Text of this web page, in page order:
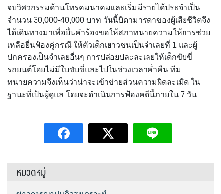
จบวิศวกรรมด้านโทรคมนาคมและเริ่มมีรายได้ประจำเป็น
จำนวน 30,000-40,000 บาท วันนี้บิดามารดาของผู้เสียชีวิตจึง
ได้เดินทางมาเพื่อยื่นคำร้องขอให้สภาทนายความให้การช่วย
เหลือยื่นฟ้องคู่กรณี ให้ตัวเด็กเยาวชนเป็นจำเลยที่ 1 และผู้
ปกครองเป็นจำเลยอื่นๆ การปล่อยปละละเลยให้เด็กขับขี่
รถยนต์โดยไม่มีใบขับขี่และไปในช่วงเวลาค่ำคืน ทีม
ทนายความจึงเห็นว่าน่าจะเข้าข่ายส่วนความผิดละเมิด ใน
ฐานะที่เป็นผู้ดูแล โดยจะดำเนินการฟ้องคดีนี้ภายใน 7 วัน
หมวดหมู่